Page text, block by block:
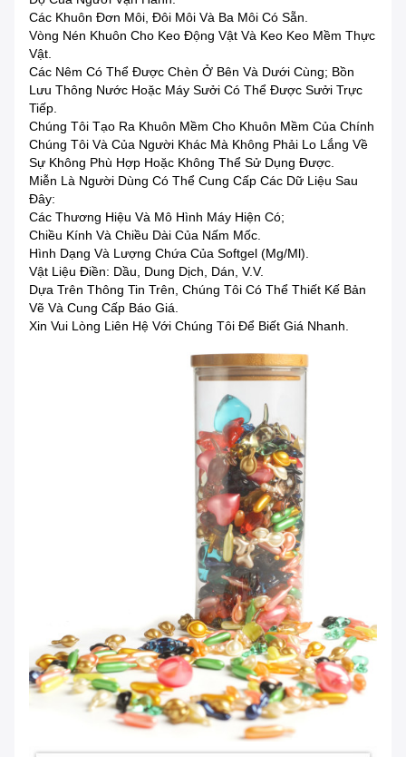
Các Khuôn Đơn Môi, Đôi Môi Và Ba Môi Có Sẵn.
Vòng Nén Khuôn Cho Keo Động Vật Và Keo Keo Mềm Thực
Vật.
Các Nêm Có Thể Được Chèn Ở Bên Và Dưới Cùng; Bồn
Lưu Thông Nước Hoặc Máy Sưởi Có Thể Được Sưởi Trực
Tiếp.
Chúng Tôi Tạo Ra Khuôn Mềm Cho Khuôn Mềm Của Chính
Chúng Tôi Và Của Người Khác Mà Không Phải Lo Lắng Về
Sự Không Phù Hợp Hoặc Không Thể Sử Dụng Được.
Miễn Là Người Dùng Có Thể Cung Cấp Các Dữ Liệu Sau
Đây:
Các Thương Hiệu Và Mô Hình Máy Hiện Có;
Chiều Kính Và Chiều Dài Của Nấm Mốc.
Hình Dạng Và Lượng Chứa Của Softgel (mg/ml).
Vật Liệu Điền: Dầu, Dung Dịch, Dán, V.v.
Dựa Trên Thông Tin Trên, Chúng Tôi Có Thể Thiết Kế Bản
Vẽ Và Cung Cấp Báo Giá.
Xin Vui Lòng Liên Hệ Với Chúng Tôi Để Biết Giá Nhanh.